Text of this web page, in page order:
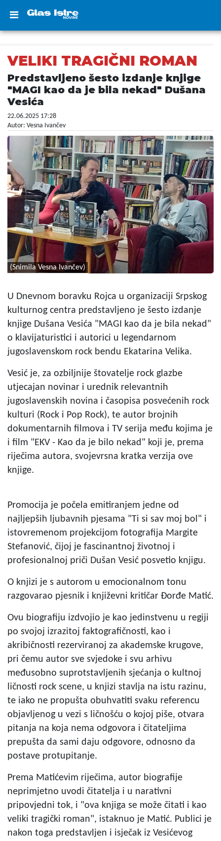
VELIKI TRAGIČNI ROMAN
Predstavljeno šesto izdanje knjige
"MAGI kao da je bila nekad" Dušana
Vesića
22.06.2025 17:28
Autor: Vesna Ivančev
(Snimila Vesna Ivančev)
U Dnevnom boravku Rojca u organizaciji Srpskog
kulturnog centra predstavljeno je šesto izdanje
knjige Dušana Vesića "MAGI kao da je bila nekad"
o klavijaturistici i autorici u legendarnom
jugoslavenskom rock bendu Ekatarina Velika.
Vesić je, za ozbiljnije štovatelje rock glazbe
utjecajan novinar i urednik relevantnih
jugoslavenskih novina i časopisa posvećenih rock
kulturi (Rock i Pop Rock), te autor brojnih
dokumentarnih filmova i TV serija među kojima je
i film "EKV - Kao da je bilo nekad" koji je, prema
riječima autora, svojevrsna kratka verzija ove
knjige.
Promocija je počela emitiranjem jedne od
najljepših ljubavnih pjesama "Ti si sav moj bol" i
istovremenom projekcijom fotografija Margite
Stefanović, čijoj je fascinantnoj životnoj i
profesionalnoj priči Dušan Vesić posvetio knjigu.
O knjizi je s autorom u emocionalnom tonu
razgovarao pjesnik i književni kritičar Đorđe Matić.
Ovu biografiju izdvojio je kao jedinstvenu u regiji
po svojoj izrazitoj faktografičnosti, kao i
akribičnosti rezerviranoj za akademske krugove,
pri čemu autor sve svjedoke i svu arhivu
međusobno suprotstavljenih sjećanja o kultnoj
ličnosti rock scene, u knjizi stavlja na istu razinu,
te iako ne propušta obuhvatiti svaku referencu
objavljenog u vezi s ličnošću o kojoj piše, otvara
pitanja na koja nema odgovora i čitateljima
prepušta da sami daju odgovore, odnosno da
postave protupitanje.
Prema Matićevim riječima, autor biografije
neprimjetno uvodi čitatelja i u narativni
pripovjedni tok, i "ova knjiga se može čitati i kao
veliki tragički roman", istaknuo je Matić. Publici je
nakon toga predstavljen i isječak iz Vesićevog